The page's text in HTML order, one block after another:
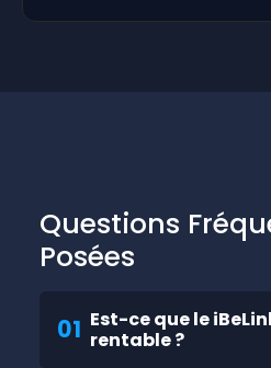
Questions
Posées
01 Est-ce que le
rentable ?